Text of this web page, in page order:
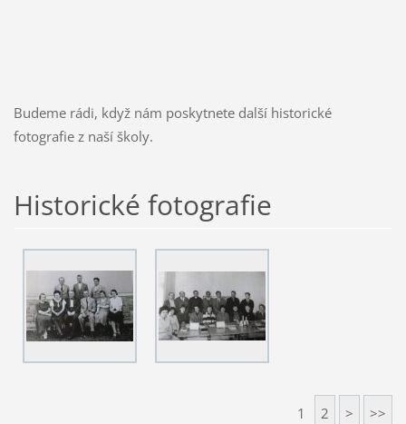
Budeme rádi, když nám poskytnete další historické
fotografie z naší školy.
Historické fotografie
1 2 > >>